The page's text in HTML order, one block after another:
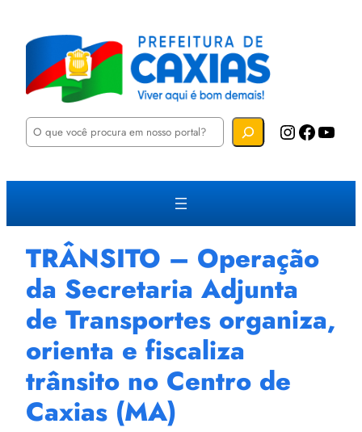
P
u
a
Instagram Facebook YouTube
TRÂNSITO – Operação
da Secretaria Adjunta
de Transportes organiza,
orienta e fiscaliza
trânsito no Centro de
Caxias (MA)